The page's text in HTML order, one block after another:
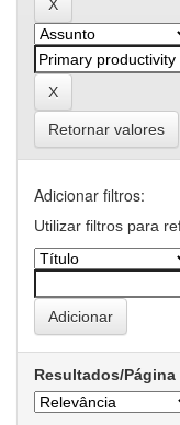
Retornar valores
Adicionar filtros:
Utilizar filtros para
Resultados/Página